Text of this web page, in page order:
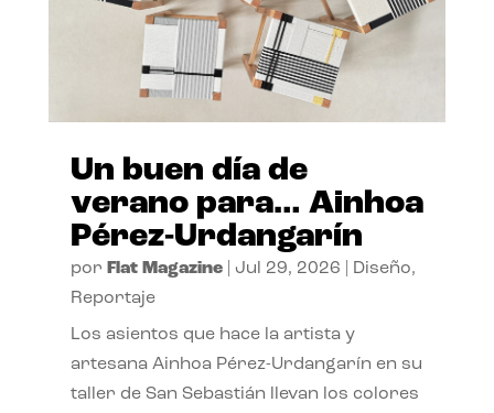
Un buen día de
verano para… Ainhoa
Pérez-Urdangarín
por Flat Magazine| Jul 29, 2026 Diseño,
Reportaje
Los asientos que hace la artista y
artesana Ainhoa Pérez-Urdangarín en su
taller de San Sebastián llevan los colores